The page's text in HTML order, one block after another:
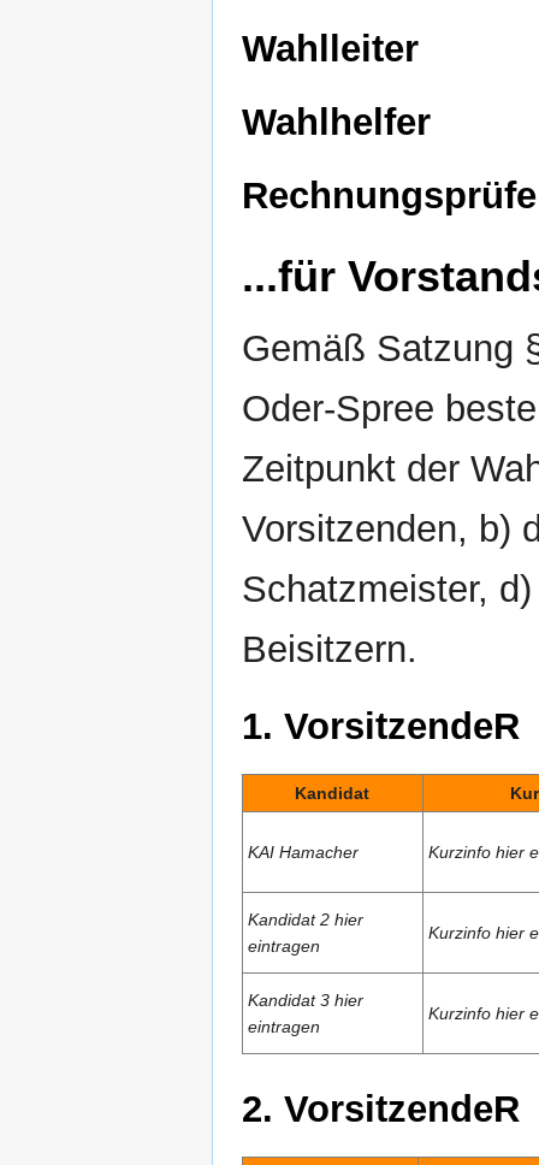
Wahlleiter
Wahlhelfer
...für
Gemäß Satzung
Oder-Spree
Zeitpunkt der
Vorsitzenden, b)
Schatzmeister,
Beisitzern.
1. VorsitzendeR
Kandidat
KAI Hamacher Kurzinfo hier
Kandidat 2 hier
eintragen
Kurzinfo hier
Kandidat 3 hier
eintragen
Kurzinfo hier
2. VorsitzendeR